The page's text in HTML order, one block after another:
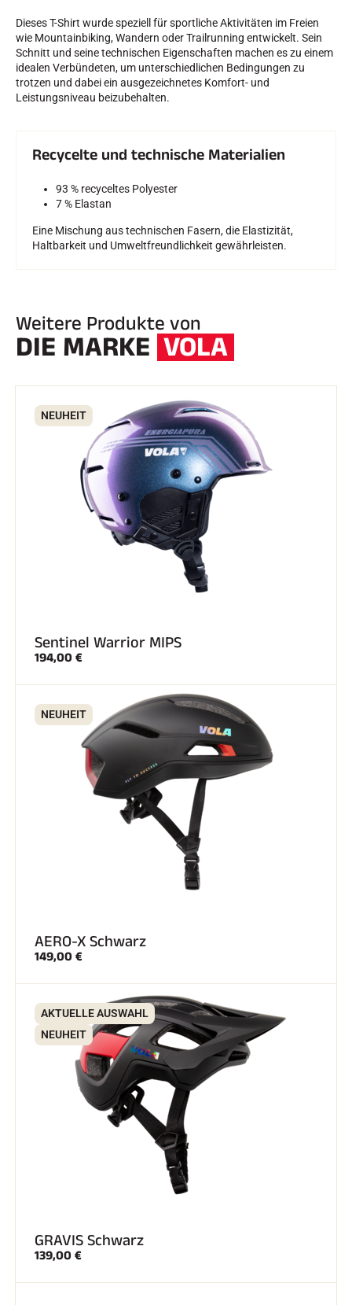
Dieses T-Shirt wurde speziell für sportliche Aktivitäten im Freien
wie Mountainbiking, Wandern oder Trailrunning entwickelt. Sein
Schnitt und seine technischen Eigenschaften machen es zu einem
idealen Verbündeten, um unterschiedlichen Bedingungen zu
trotzen und dabei ein ausgezeichnetes Komfort- und
Leistungsniveau beizubehalten.
Recycelte und technische Materialien
93 % recyceltes Polyester
7 % Elastan
Eine Mischung aus technischen Fasern, die Elastizität,
Haltbarkeit und Umweltfreundlichkeit gewährleisten.
Weitere Produkte von
DIE MARKE VOLA
NEUHEIT
Sentinel Warrior MIPS
194,00 €
NEUHEIT
AERO-X Schwarz
149,00 €
AKTUELLE AUSWAHL
NEUHEIT
GRAVIS Schwarz
139,00 €